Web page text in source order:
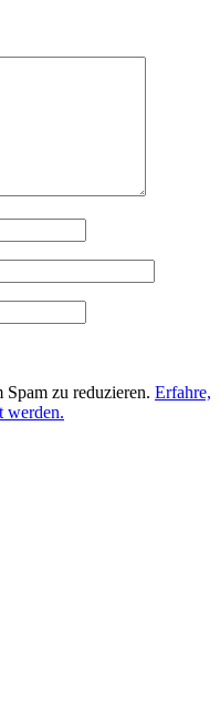
zu reduzieren. Erfahre,
werden.